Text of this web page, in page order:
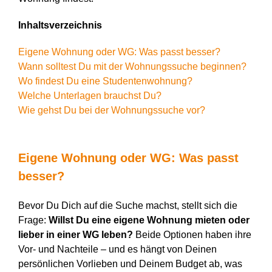
Inhaltsverzeichnis
Eigene Wohnung oder WG: Was passt besser?
Wann solltest Du mit der Wohnungssuche beginnen?
Wo findest Du eine Studentenwohnung?
Welche Unterlagen brauchst Du?
Wie gehst Du bei der Wohnungssuche vor?
Eigene Wohnung oder WG: Was passt
besser?
Bevor Du Dich auf die Suche machst, stellt sich die
Frage: Willst Du eine eigene Wohnung mieten oder
lieber in einer WG leben? Beide Optionen haben ihre
Vor- und Nachteile – und es hängt von Deinen
persönlichen Vorlieben und Deinem Budget ab, was